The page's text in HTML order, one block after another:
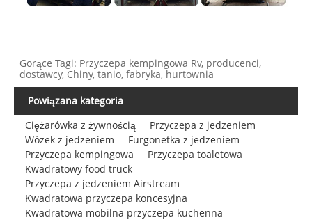
Gorące Tagi: Przyczepa kempingowa Rv, producenci,
dostawcy, Chiny, tanio, fabryka, hurtownia
Powiązana kategoria
Ciężarówka z żywnością
Przyczepa z jedzeniem
Wózek z jedzeniem
Furgonetka z jedzeniem
Przyczepa kempingowa
Przyczepa toaletowa
Kwadratowy food truck
Przyczepa z jedzeniem Airstream
Kwadratowa przyczepa koncesyjna
Kwadratowa mobilna przyczepa kuchenna